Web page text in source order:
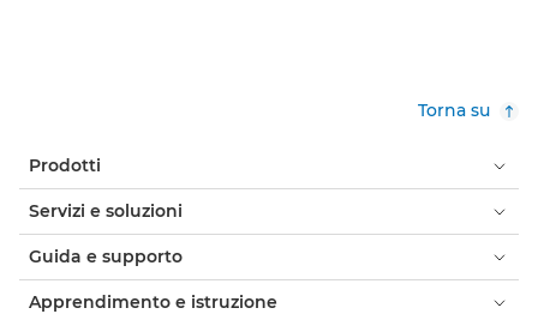
Torna su
Prodotti
Servizi e soluzioni
Guida e supporto
Apprendimento e istruzione